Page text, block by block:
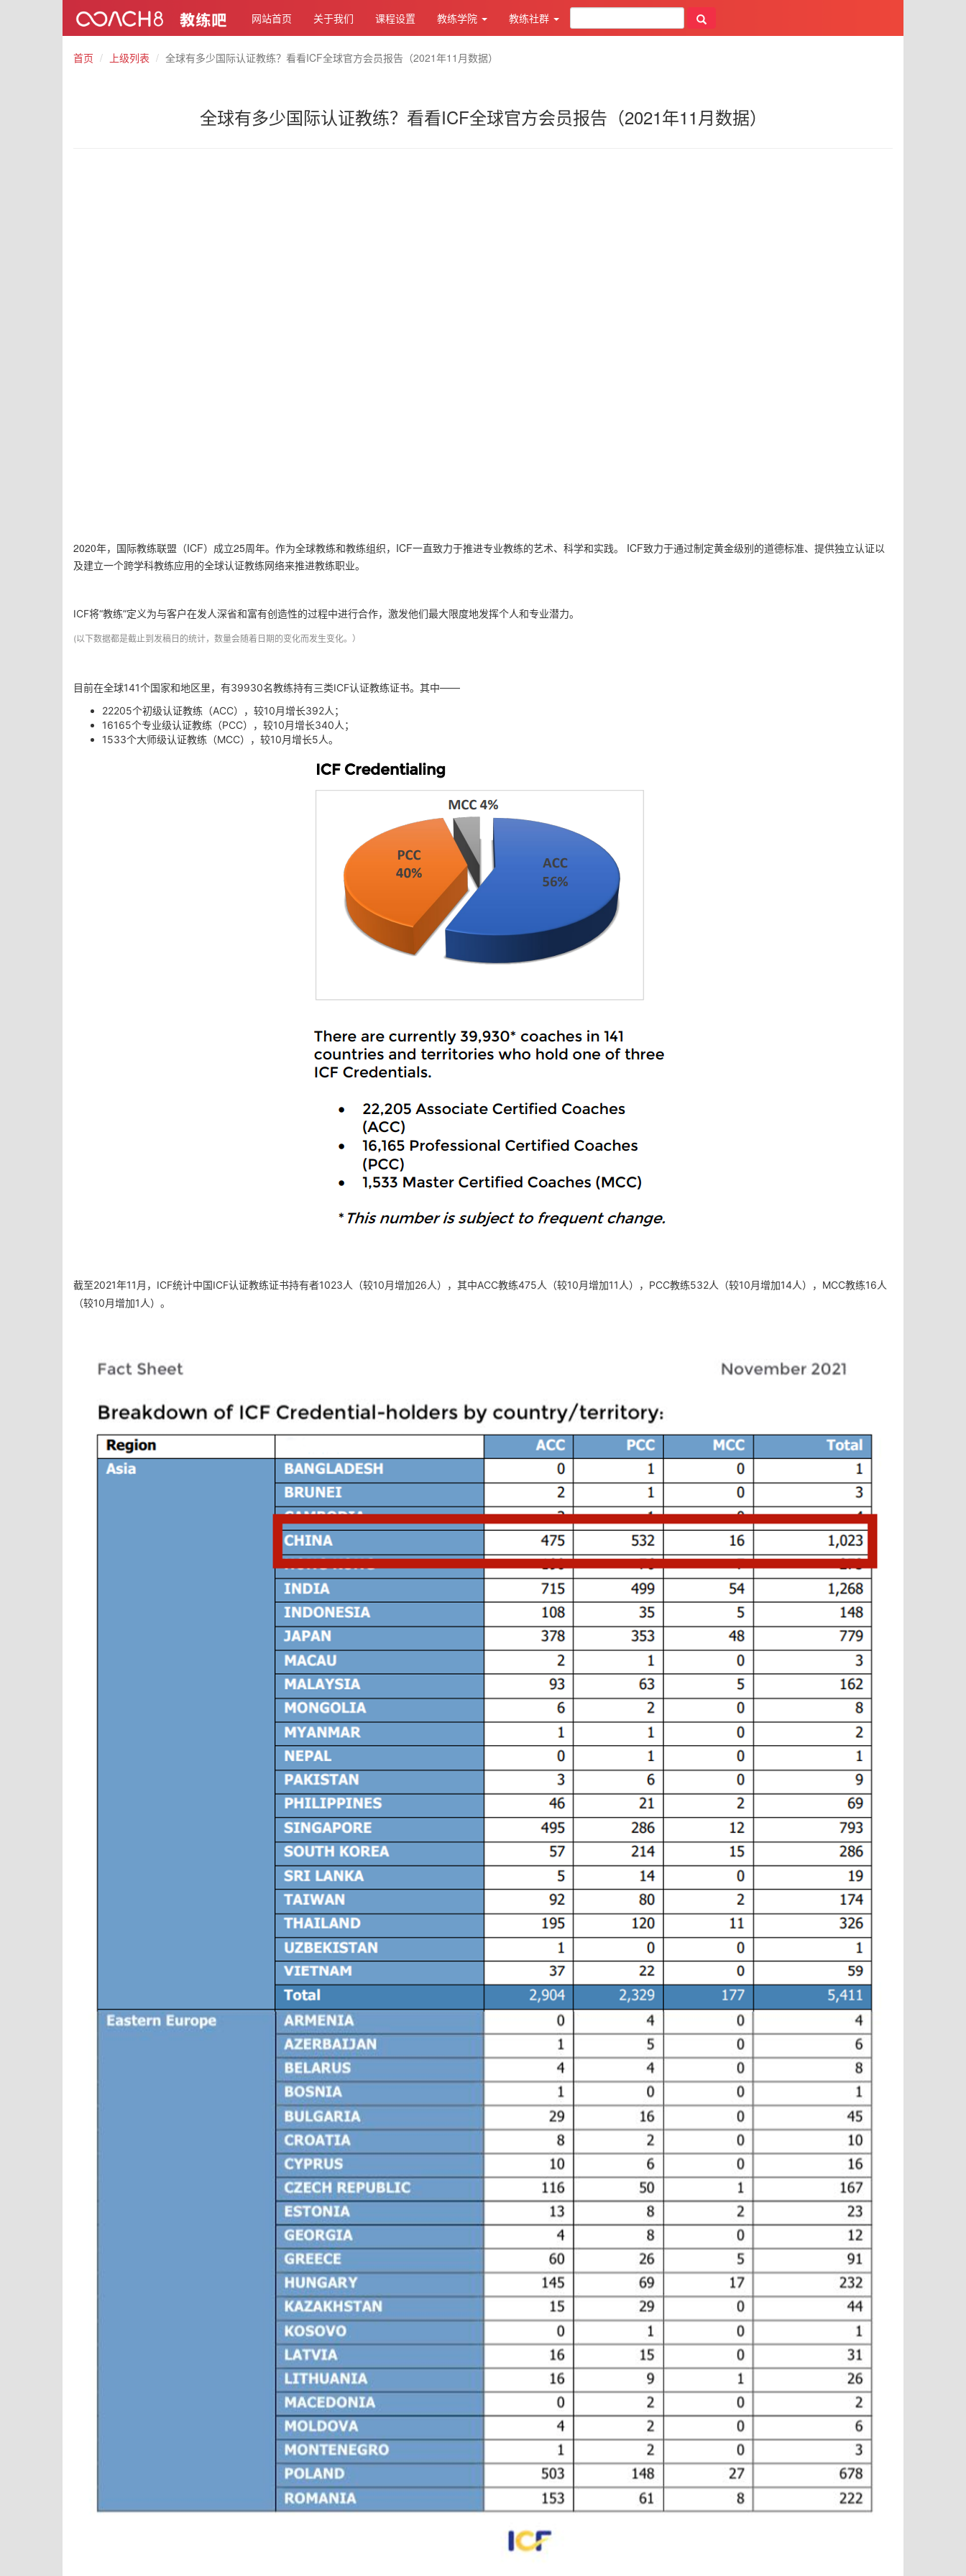
网站首页 关于我们 课程设置 教练学院 教练社群
首页 上级列表 全球有多少国际认证教练？看看ICF全球官方会员报告（2021年11月数据）
全球有多少国际认证教练？看看ICF全球官方会员报告（2021年11月数据）
2020年，国际教练联盟（ICF）成立25周年。作为全球教练和教练组织，ICF一直致力于推进专业教练的艺术、科学和实践。
ICF致力于通过制定黄金级别的道德标准、提供独立认证以
及建立一个跨学科教练应用的全球认证教练网络来推进教练职业。
ICF将“教练”定义为与客户在发人深省和富有创造性的过程中进行合作，激发他们最大限度地发挥个人和专业潜力。
(以下数据都是截止到发稿日的统计，数量会随着日期的变化而发生变化。）
目前在全球141个国家和地区里，有39930名教练持有三类ICF认证教练证书。其中——
22205个初级认证教练（ACC），较10月增长392人；
16165个专业级认证教练（PCC），较10月增长340人；
1533个大师级认证教练（MCC），较10月增长5人。
截至2021年11月，ICF统计中国ICF认证教练证书持有者1023人 （较10月增加26人） ，其中ACC教练475人 （较10月增加11人） ，PCC教练532人 （较10月增加14人）
，MCC教练16人
（较10月增加1人） 。